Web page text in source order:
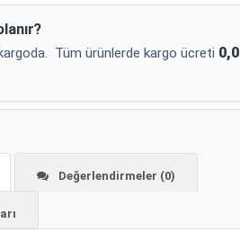
Tüm ürünlerde kargo ücreti
Değerlendirmeler (0)